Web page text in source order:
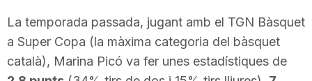
r
La temporada passada, jugant amb el TGN Bàsquet
a Super Copa (la màxima categoria del bàsquet
català), Marina Picó va fer unes estadístiques de